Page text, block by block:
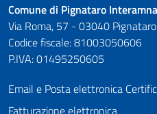
Comune di Pignataro Interamna
Via Roma, 57 - 03040
Codice fiscale: 81003050606
P.IVA: 01495250605
Email e Posta elettronica
Fatturazione elettronica